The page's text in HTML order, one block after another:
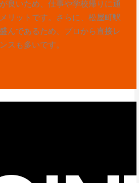
良いため、仕事や学校帰りに通
リットです。さらに、松屋町駅
んであるため、プロから直接レ
スも多いです。